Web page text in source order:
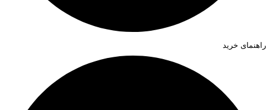
راهنمای خرید